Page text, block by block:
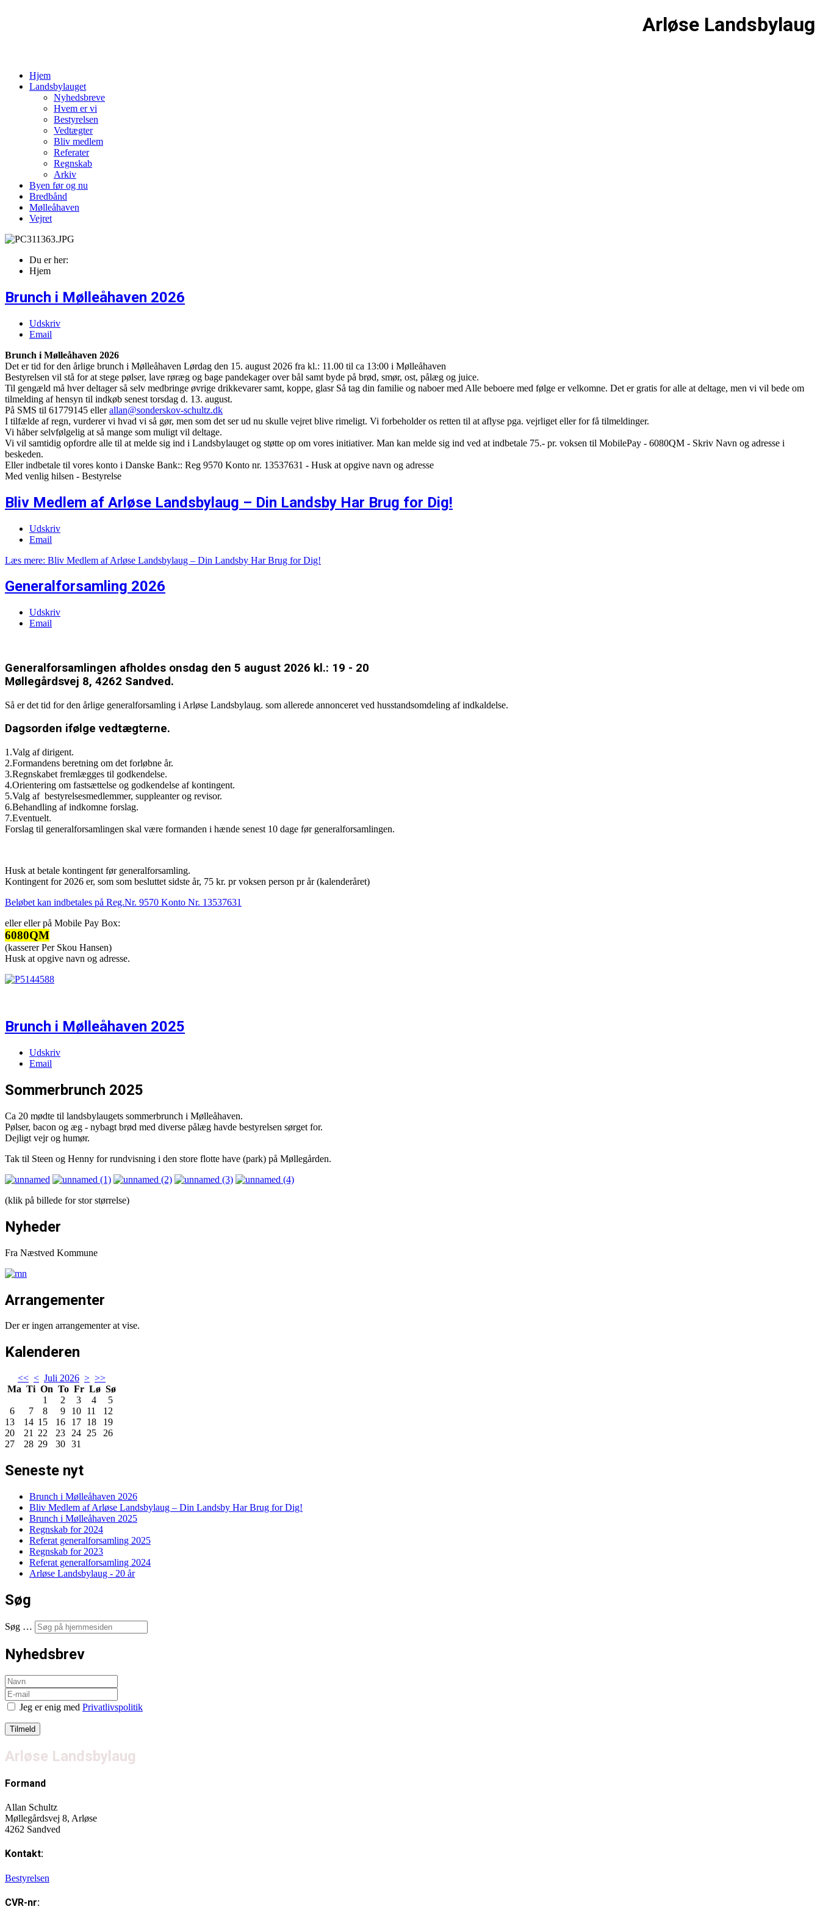
Arløse Landsbylaug
Hjem
Landsbylauget
Nyhedsbreve
Hvem er vi
Bestyrelsen
Vedtægter
Bliv medlem
Referater
Regnskab
Arkiv
Byen før og nu
Bredbånd
Mølleåhaven
Vejret
Du er her:
Hjem
Brunch i Mølleåhaven 2026
Udskriv
Email
Brunch i Mølleåhaven 2026
Det er tid for den årlige brunch i Mølleåhaven Lørdag den 15. august 2026 fra kl.: 11.00 til ca 13:00 i Mølleåhaven
Bestyrelsen vil stå for at stege pølser, lave røræg og bage pandekager over bål samt byde på brød, smør, ost, pålæg og juice.
Til gengæld må hver deltager så selv medbringe øvrige drikkevarer samt, koppe, glasr Så tag din familie og naboer med Alle beboere med følge er velkomne. Det er gratis for alle at deltage, men vi vil bede om
tilmelding af hensyn til indkøb senest torsdag d. 13. august.
På SMS til 61779145 ellerallan@sonderskov-schultz.dk
I tilfælde af regn, vurderer vi hvad vi så gør, men som det ser ud nu skulle vejret blive rimeligt. Vi forbeholder os retten til at aflyse pga. vejrliget eller for få tilmeldinger.
Vi håber selvfølgelig at så mange som muligt vil deltage.
Vi vil samtidig opfordre alle til at melde sig ind i Landsbylauget og støtte op om vores initiativer. Man kan melde sig ind ved at indbetale 75.- pr. voksen til MobilePay - 6080QM - Skriv Navn og adresse i
beskeden.
Eller indbetale til vores konto i Danske Bank:: Reg 9570 Konto nr. 13537631 - Husk at opgive navn og adresse
Med venlig hilsen - Bestyrelse
Bliv Medlem af Arløse Landsbylaug – Din Landsby Har Brug for Dig!
Udskriv
Email
Læs mere: Bliv Medlem af Arløse Landsbylaug – Din Landsby Har Brug for Dig!
Generalforsamling 2026
Udskriv
Email
Generalforsamlingen afholdes onsdag den 5 august 2026 kl.: 19 - 20
Møllegårdsvej 8, 4262 Sandved.
Så er det tid for den årlige generalforsamling i Arløse Landsbylaug. som allerede annonceret ved husstandsomdeling af indkaldelse.
Dagsorden ifølge vedtægterne.
1.Valg af dirigent.
2.Formandens beretning om det forløbne år.
3.Regnskabet fremlægges til godkendelse.
4.Orientering om fastsættelse og godkendelse af kontingent.
5.Valg af bestyrelsesmedlemmer, suppleanter og revisor.
6.Behandling af indkomne forslag.
7.Eventuelt.
Forslag til generalforsamlingen skal være formanden i hænde senest 10 dage før generalforsamlingen.
Husk at betale kontingent før generalforsamling.
Kontingent for 2026 er, som som besluttet sidste år, 75 kr. pr voksen person pr år (kalenderåret)
Beløbet kan indbetales på Reg.Nr. 9570 Konto Nr. 13537631
eller eller på Mobile Pay Box:
6080QM
(kasserer Per Skou Hansen)
Husk at opgive navn og adresse.
Brunch i Mølleåhaven 2025
Udskriv
Email
Sommerbrunch 2025
Ca 20 mødte til landsbylaugets sommerbrunch i Mølleåhaven.
Pølser, bacon og æg - nybagt brød med diverse pålæg havde bestyrelsen sørget for.
Dejligt vejr og humør.
Tak til Steen og Henny for rundvisning i den store flotte have (park) på Møllegården.
(klik på billede for stor størrelse)
Nyheder
Fra Næstved Kommune
Arrangementer
Der er ingen arrangementer at vise.
Kalenderen
<< < Juli 2026 > >>
Ma Ti On To Fr Lø Sø
1
2 3 4
5
6
7 8 9 10 11
12
13
14 15 16 17 18
19
20
21 22 23 24 25
26
27
28 29 30 31
Seneste nyt
Brunch i Mølleåhaven 2026
Bliv Medlem af Arløse Landsbylaug – Din Landsby Har Brug for Dig!
Brunch i Mølleåhaven 2025
Regnskab for 2024
Referat generalforsamling 2025
Regnskab for 2023
Referat generalforsamling 2024
Arløse Landsbylaug - 20 år
Søg
Søg …
Nyhedsbrev
Jeg er enig med Privatlivspolitik
Arløse Landsbylaug
Formand
Allan Schultz
Møllegårdsvej 8, Arløse
4262 Sandved
Kontakt:
Bestyrelsen
CVR-nr: